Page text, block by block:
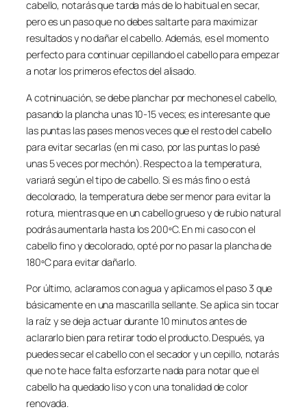
cabello, notarás que tarda más de lo habitual en secar,
pero es un paso que no debes saltarte para maximizar
resultados y no dañar el cabello. Además, es el momento
perfecto para continuar cepillando el cabello para empezar
a notar los primeros efectos del alisado.
A cotninuación, se debe planchar por mechones el cabello,
pasando la plancha unas 10-15 veces; es interesante que
las puntas las pases menos veces que el resto del cabello
para evitar secarlas (en mi caso, por las puntas lo pasé
unas 5 veces por mechón). Respecto a la temperatura,
variará según el tipo de cabello. Si es más fino o está
decolorado, la temperatura debe ser menor para evitar la
rotura, mientras que en un cabello grueso y de rubio natural
podrás aumentarla hasta los 200ºC. En mi caso con el
cabello fino y decolorado, opté por no pasar la plancha de
180ºC para evitar dañarlo.
Por último, aclaramos con agua y aplicamos el paso 3 que
básicamente en una mascarilla sellante. Se aplica sin tocar
la raíz y se deja actuar durante 10 minutos antes de
aclararlo bien para retirar todo el producto. Después, ya
puedes secar el cabello con el secador y un cepillo, notarás
que no te hace falta esforzarte nada para notar que el
cabello ha quedado liso y con una tonalidad de color
renovada.